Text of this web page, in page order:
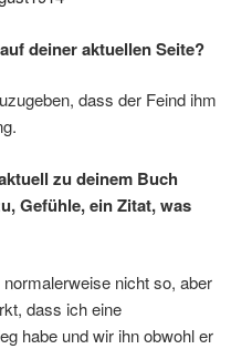
deiner aktuellen Seite?
dass der Feind ihm
zu deinem Buch
Gefühle, ein Zitat, was
nicht so, aber
dass ich eine
habe und wir ihn obwohl er